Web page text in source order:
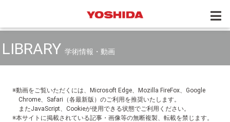
LIBRARY 学術情報・動画
※動画をご覧いただくには、Microsoft Edge、Mozilla FireFox、Google
Chrome、Safari（各最新版）のご利用を推奨いたします。
またJavaScript、Cookieが使用できる状態でご利用ください。
※本サイトに掲載されている記事・画像等の無断複製、転載を禁じます。